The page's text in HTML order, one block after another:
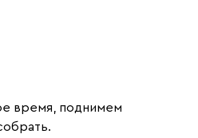
время, поднимем